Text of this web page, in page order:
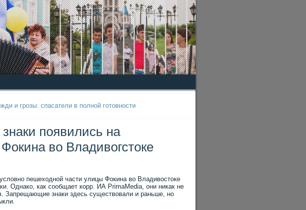
и грозы: спасатели в полной готовности
появились на
во Владивогстоке
пешеходной части улицы Фокина во Владивостоке
Однако, как сообщает корр. ИА PrimaMedia, они никак не
Запрещающие знаки здесь существовали и раньше, но